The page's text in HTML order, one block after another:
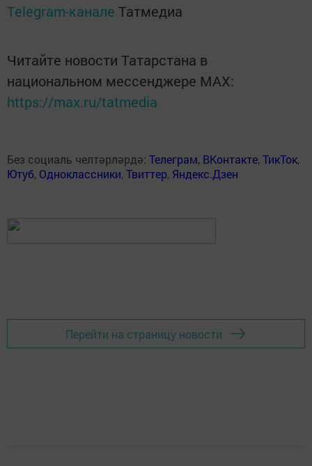
Telegram-канале Татмедиа
Читайте новости Татарстана в
национальном мессенджере MАХ:
https://max.ru/tatmedia
Без социаль челтәрләрдә: Телеграм, ВКонтакте,ТикТок,
Ютуб, Одноклассники,Твиттер, Яндекс.Дзен
Перейти на страницу новости